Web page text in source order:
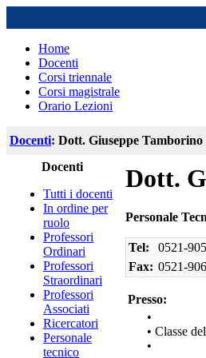
Home
Docenti
Corsi triennale
Corsi magistrale
Orario Lezioni
Docenti: Dott. Giuseppe Tamborino
Docenti
Tutti i docenti
In ordine per
ruolo
Professori
Ordinari
Professori
Straordinari
Professori
Associati
Ricercatori
Personale
tecnico
Dott.
Personale
Tel: 0521-
Fax: 0521-
Presso:
•
• Classe
•